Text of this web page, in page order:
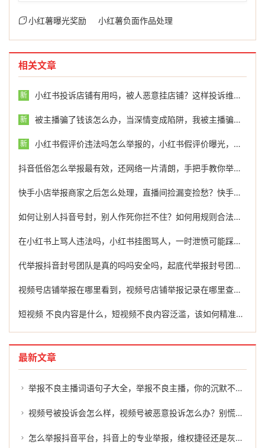
小红薯曝光奖励 小红薯负面作品处理
相关文章
新 小红书投诉店铺有用吗，被人恶意挂店铺？这样投诉维权最有效，别再傻傻吃亏了
新 被主播骗了钱该怎么办，当深情变成陷阱，我被主播骗了之后
新 小红书假评价违法吗怎么举报的，小红书假评价曝光，违法成本有多高？教你有效举报的正确方式
抖音低俗怎么举报最有效，还网络一片清朗，手把手教你举报抖音低俗内容，必要时可借力专业团队
快手小店举报商家之后怎么处理，直播间捡漏变捡愁？快手商家缺斤少两，忍气吞声不如这样反击
如何让别人抖音号封，别人作死你拦不住？如何用规则合法制裁违规账号
在小红书上骂人违法吗，小红书挂图骂人，一时泄愤可能踩了法律红线！教你如何维权举报
代举报抖音封号团队是真的吗吗安全吗，起底代举报封号团队，灰色地带的真实与风险
视频号店铺举报在哪里看到，视频号店铺举报记录在哪里查看？教你快速找到反馈入口与处理路径
短视频 不良内容是什么，短视频不良内容泛滥，该如何精准拆弹？
最新文章
举报不良主播词语句子大全，举报不良主播，你的沉默不是金，是对丑恶的纵容
视频号被投诉会怎么样，视频号被恶意投诉怎么办？别慌，教你如何破局
怎么举报抖音平台，抖音上的专业举报，维权捷径还是灰色地带？